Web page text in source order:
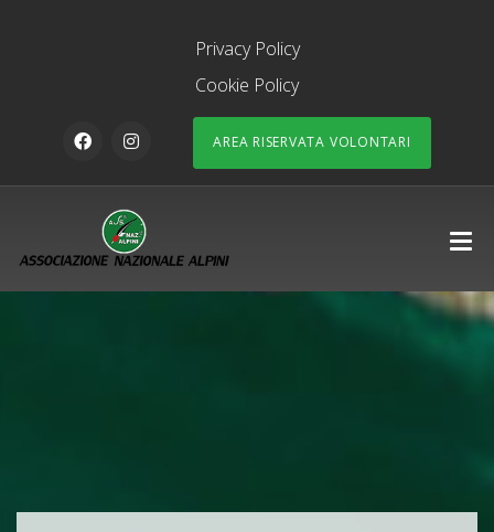
Privacy Policy
Cookie Policy
AREA RISERVATA VOLONTARI